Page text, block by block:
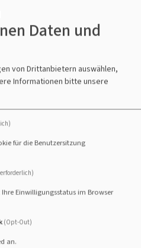
GROSSBIRKACH
TRABELSDORF
Daten und
von Drittanbietern auswählen,
Informationen bitte unsere
für die Benutzersitzung
Einwilligungsstatus im Browser
(Opt-Out)
an.